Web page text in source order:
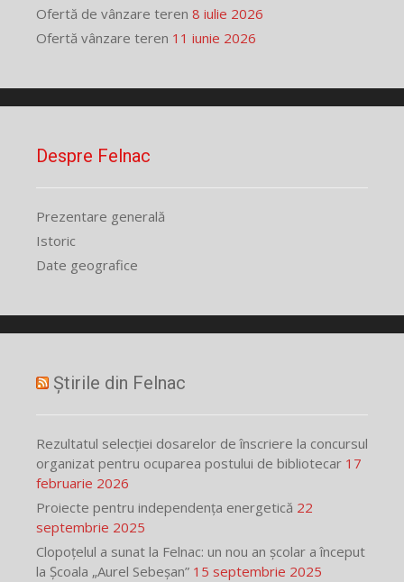
Ofertă de vânzare teren 8 iulie 2026
Ofertă vânzare teren 11 iunie 2026
Despre Felnac
Prezentare generală
Istoric
Date geografice
Știrile din Felnac
Rezultatul selecției dosarelor de înscriere la concursul
organizat pentru ocuparea postului de bibliotecar 17
februarie 2026
Proiecte pentru independența energetică 22
septembrie 2025
Clopoțelul a sunat la Felnac: un nou an școlar a început
la Școala „Aurel Sebeșan” 15 septembrie 2025